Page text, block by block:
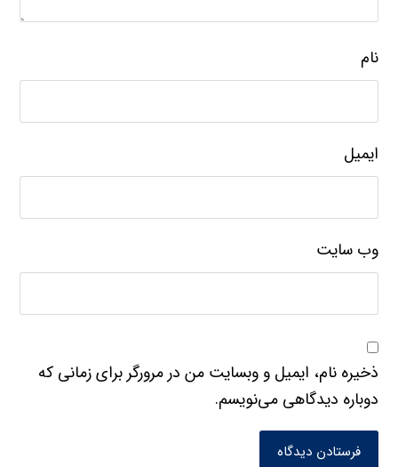
نام
ایمیل
وب‌ سایت
ذخیره نام، ایمیل و وبسایت من در مرورگر برای زمانی که
دوباره دیدگاهی می‌نویسم.
فرستادن دیدگاه